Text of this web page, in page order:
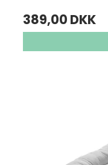
389,00 DKK